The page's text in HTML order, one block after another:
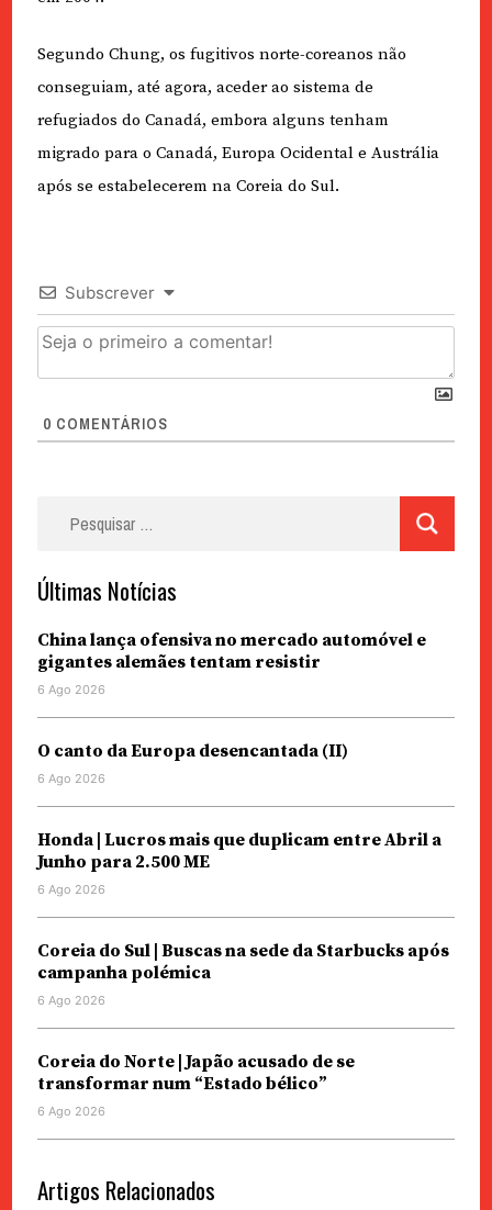
Segundo Chung, os fugitivos norte-coreanos não
conseguiam, até agora, aceder ao sistema de
refugiados do Canadá, embora alguns tenham
migrado para o Canadá, Europa Ocidental e Austrália
após se estabelecerem na Coreia do Sul.
Subscrever
0 COMENTÁRIOS
Últimas Notícias
China lança ofensiva no mercado automóvel e
gigantes alemães tentam resistir
6 Ago 2026
O canto da Europa desencantada (II)
6 Ago 2026
Honda | Lucros mais que duplicam entre Abril a
Junho para 2.500 ME
6 Ago 2026
Coreia do Sul | Buscas na sede da Starbucks após
campanha polémica
6 Ago 2026
Coreia do Norte | Japão acusado de se
transformar num “Estado bélico”
6 Ago 2026
Artigos Relacionados